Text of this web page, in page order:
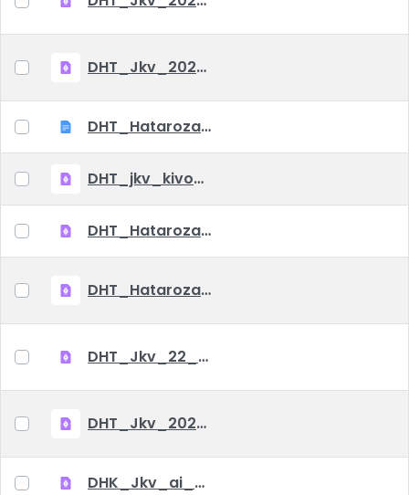
DHT_Jkv_2022_10_06
DHT_Hatarozatok_VIII_25
DHT_jkv_kivonat_07_03
DHT_Hatarozat_2022_07_06
DHT_Hatarozat_2022_05_06
DHT_Jkv_22_06_02
DHT_Jkv_2024_01_23
DHK_Jkv_ai_2023_12_07